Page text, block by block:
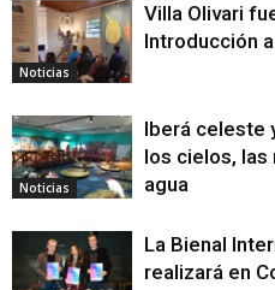
Noticias
Villa Olivari
Introducción
Noticias
Iberá celeste
los cielos, las
agua
La Bienal
realizará en